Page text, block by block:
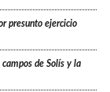
presunto ejercicio
de Solís y la